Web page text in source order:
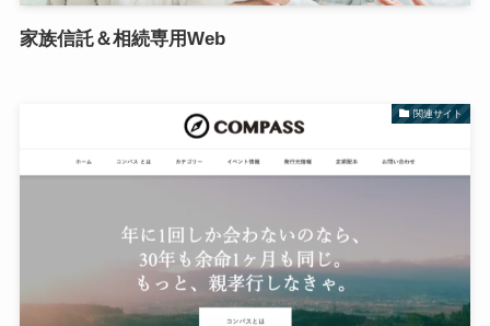
家族信託＆相続専用Web
関連サイト